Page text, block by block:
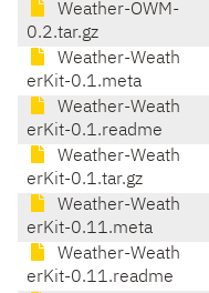
Weather-OWM-
0.2.tar.gz
Weather-Weath
erKit-0.1.meta
Weather-Weath
erKit-0.1.readme
Weather-Weath
erKit-0.1.tar.gz
Weather-Weath
erKit-0.11.meta
Weather-Weath
erKit-0.11.readme